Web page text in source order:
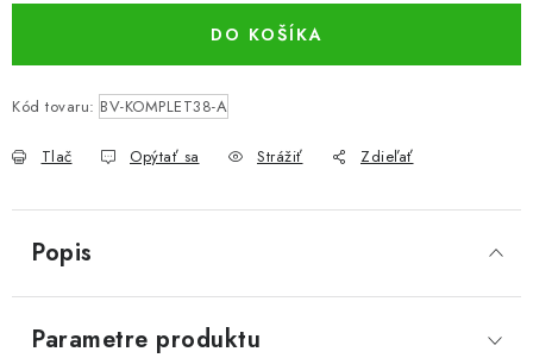
DO KOŠÍKA
Kód tovaru: BV-KOMPLET38-A
Tlač Opýtať sa Strážiť Zdieľať
Popis
Parametre produktu